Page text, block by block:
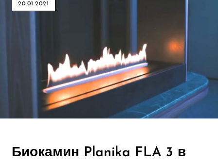
20.01.2021
Биокамин Planika FLA 3 в